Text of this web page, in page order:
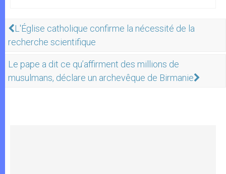
L'Église catholique confirme la nécessité de la
recherche scientifique
Le pape a dit ce qu’affirment des millions de
musulmans, déclare un archevêque de Birmanie